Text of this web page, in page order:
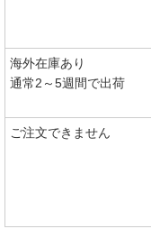
海外在庫あり
通常2～5週間で出荷
ご注文できません